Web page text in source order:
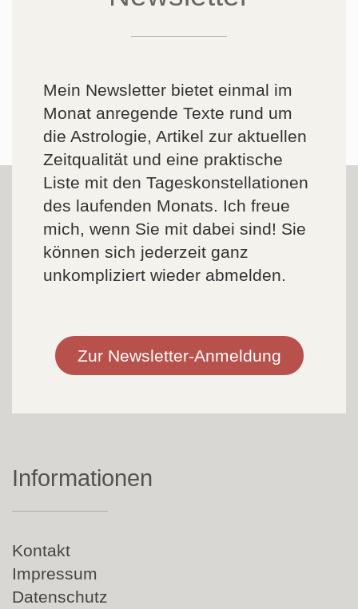
Mein Newsletter bietet einmal im
Monat anregende Texte rund um
die Astrologie, Artikel zur aktuellen
Zeitqualität und eine praktische
Liste mit den Tageskonstellationen
des laufenden Monats. Ich freue
mich, wenn Sie mit dabei sind! Sie
können sich jederzeit ganz
unkompliziert wieder abmelden.
Zur Newsletter-Anmeldung
Informationen
Navigation
überspringen
Kontakt
Impressum
Datenschutz